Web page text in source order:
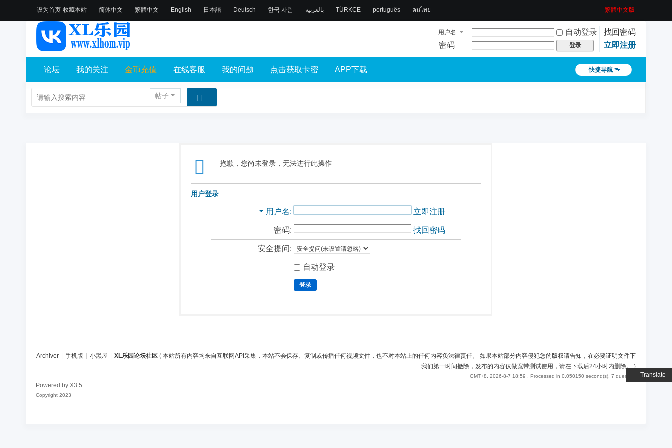
设为首页 收藏本站
Translate
简体中文 繁體中文 English 日本語 Deutsch 한국 사람 بالعربية TÜRKÇE português คนไทย 繁體中文版
用户名 自动登录
找回密码
密码
登录 立即注册
快捷导航
论坛 我的关注 金币充值 在线客服 我的问题 点击获取卡密 APP下载
帖子
抱歉，您尚未登录，无法进行此操作
用户登录
用户名 立即注册
密码: 找回密码
安全提问:
自动登录
登录
Archiver 手机版 小黑屋 XL乐园论坛社区 ( 本站所有内容均来自互联网API采集，本站不会保存、复制或传播任何视频文件，也不对本站上的任何内容负法律责任。 如果本站部分内容侵犯您的版权请告知，在必要证明文件下
我们第一时间撤除，发布的内容仅做宽带测试使用，请在下载后24小时内删除。)
GMT+8, 2026-8-7 18:59 , Processed in 0.050150 second(s), 7 queries .
Powered by X3.5
Copyright 2023